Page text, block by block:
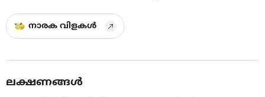
നാരക വിളകൾ
ലക്ഷണങ്ങൾ